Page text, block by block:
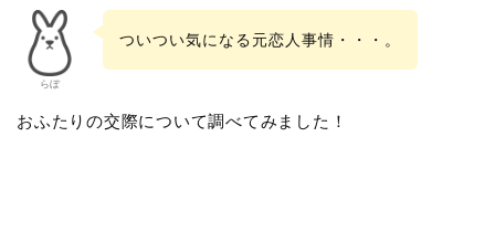
らぼ
ついつい気になる元恋人事情・・・。
おふたりの交際について調べてみました！